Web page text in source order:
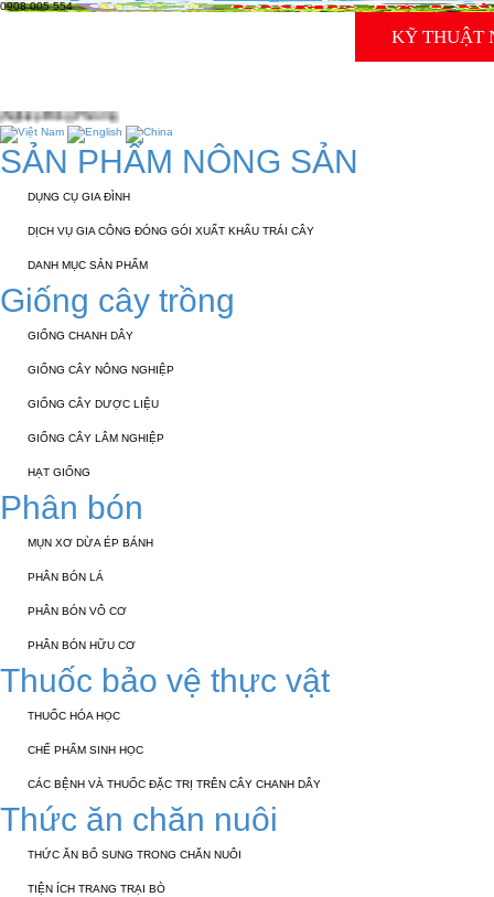
0908 005 554
KỸ THUẬT
SẢN PHẨM NÔNG SẢN
DỤNG CỤ GIA ĐÌNH
DỊCH VỤ GIA CÔNG ĐÓNG GÓI XUẤT KHẨU TRÁI CÂY
DANH MỤC SẢN PHẨM
Giống cây trồng
GIỐNG CHANH DÂY
GIỐNG CÂY NÔNG NGHIỆP
GIỐNG CÂY DƯỢC LIỆU
GIỐNG CÂY LÂM NGHIỆP
HẠT GIỐNG
Phân bón
MỤN XƠ DỪA ÉP BÁNH
PHÂN BÓN LÁ
PHÂN BÓN VÔ CƠ
PHÂN BÓN HỮU CƠ
Thuốc bảo vệ thực vật
THUỐC HÓA HỌC
CHẾ PHẨM SINH HỌC
CÁC BỆNH VÀ THUỐC ĐẶC TRỊ TRÊN CÂY CHANH DÂY
Thức ăn chăn nuôi
THỨC ĂN BỔ SUNG TRONG CHĂN NUÔI
TIỆN ÍCH TRANG TRẠI BÒ